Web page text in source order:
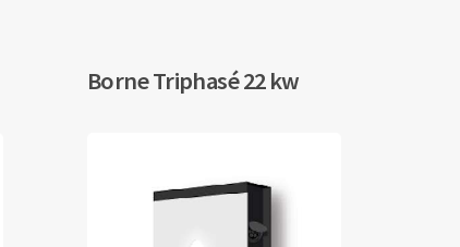
Borne Triphasé 22 kw